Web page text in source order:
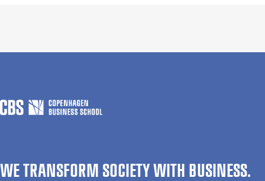
WE TRANSFORM SOCIETY WITH BUSINESS.